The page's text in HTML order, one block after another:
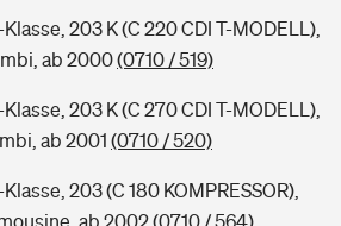
203 K (C 220 CDI T-MODELL),
ab 2000(0710 / 519)
203 K (C 270 CDI T-MODELL),
ab 2001 (0710 / 520)
203 (C 180 KOMPRESSOR),
ab 2002(0710 / 564)